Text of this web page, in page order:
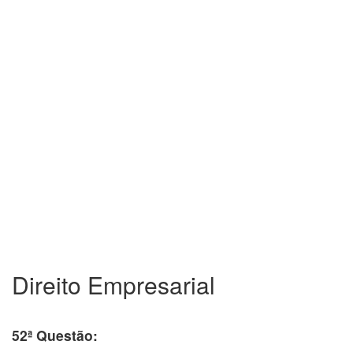
Direito Empresarial
52ª Questão: